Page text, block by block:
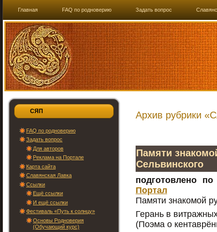
Главная FAQ по родноверию Задать вопрос
СЯП
FAQ по родноверию
Задать вопрос
Для авторов
Реклама на Портале
Карта сайта
Славянская Лавка
Ссылки
Ещё ссылки
И ещё ссылки
Фестиваль «Путь к солнцу»
Основы Родноверия
(Обучающий курс)
Архив рубрики
Памяти
Сельвинского
подготовлено
Портал
Памяти знакомой
Герань в
(Поэма о